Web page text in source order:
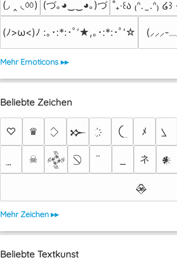
(◞ ‸ ◟ㆀ) (づ｡◕‿‿◕｡)づ ˚₊‧꒰ა ₍ᐢ.  ̫.ᐢ₎ ໒꒱
(ﾉ>ω<)ﾉ :｡･:*:･ﾟ’★,｡･:*:･ﾟ’☆ (⸝⸝⸝-
Mehr Emoticons ▸▸
Beliebte Zeichen
♡ ♛ 𒁍 ﾒ
☠ 𒅒 ネ 𒀭
𒊲
Mehr Zeichen ▸▸
Beliebte Textkunst